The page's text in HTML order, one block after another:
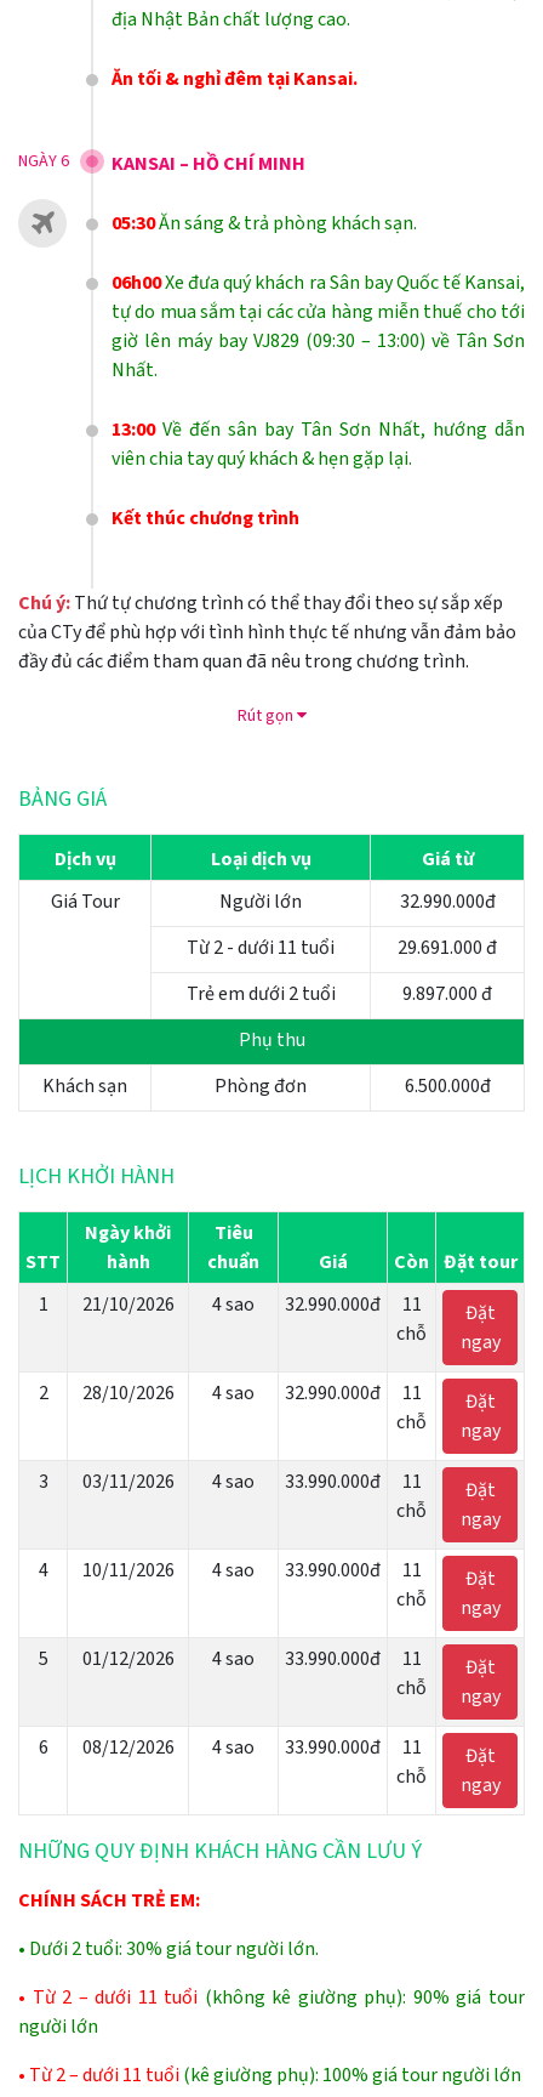
địa Nhật Bản chất lượng cao.
Ăn tối & nghỉ đêm tại Kansai.
NGÀY 6 KANSAI – HỒ CHÍ MINH
05:30Ăn sáng & trả phòng khách sạn.
06h00Xe đưa quý khách ra Sân bay Quốc tế Kansai,
tự do mua sắm tại các cửa hàng miễn thuế cho tới
giờ lên máy bay VJ829 (09:30 – 13:00) về Tân Sơn
Nhất.
13:00 Về đến sân bay Tân Sơn Nhất, hướng dẫn
viên chia tay quý khách & hẹn gặp lại.
Kết thúc chương trình
Chú ý:Thứ tự chương trình có thể thay đổi theo sự sắp xếp
của CTy để phù hợp với tình hình thực tế nhưng vẫn đảm bảo
đầy đủ các điểm tham quan đã nêu trong chương trình.
Rút gọn
BẢNG GIÁ
Dịch vụ Loại dịch vụ
Giá từ
Giá Tour
Người lớn
32.990.000đ
Từ 2 - dưới 11 tuổi
29.691.000 đ
Trẻ em dưới 2 tuổi
9.897.000 đ
Phụ thu
Khách sạn
Phòng đơn 6.500.000đ
LỊCH KHỞI HÀNH
STT
Ngày khởi
hành
Tiêu
chuẩn
Giá Còn Đặt tour
1
21/10/2026 4 sao 32.990.000đ
11
chỗ
Đặt
ngay
2
28/10/2026 4 sao 32.990.000đ
11
chỗ
Đặt
ngay
3
03/11/2026 4 sao 33.990.000đ
11
chỗ
Đặt
ngay
4
10/11/2026 4 sao 33.990.000đ
11
chỗ
Đặt
ngay
5
01/12/2026 4 sao 33.990.000đ
11
chỗ
Đặt
ngay
6
08/12/2026 4 sao 33.990.000đ
11
chỗ
Đặt
ngay
NHỮNG QUY ĐỊNH KHÁCH HÀNG CẦN LƯU Ý
CHÍNH SÁCH TRẺ EM:
• Dưới 2 tuổi: 30% giá tour người lớn.
• Từ 2 – dưới 11 tuổi (không kê giường phụ): 90% giá tour
người lớn
• Từ 2 – dưới 11 tuổi(kê giường phụ): 100% giá tour người lớn